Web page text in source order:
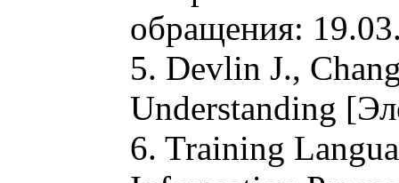
обращения:
5. Devlin J.,
Understanding
6. Training